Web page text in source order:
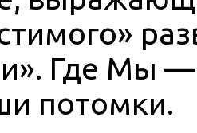
Где Мы —
потомки.